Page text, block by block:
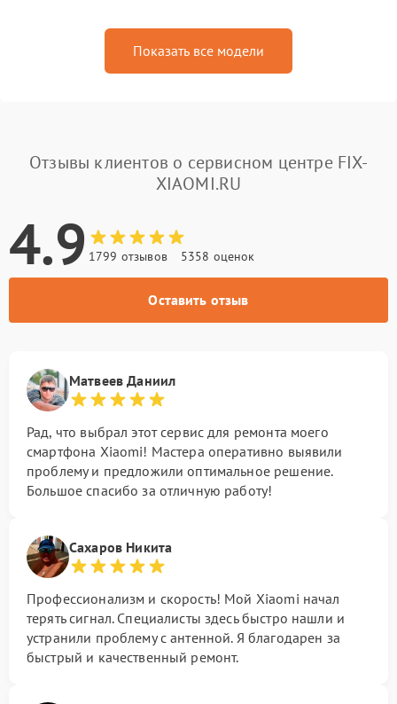
Показать все модели
Отзывы клиентов о сервисном центре FIX-
XIAOMI.RU
4.9 1799 отзывов 5358 оценок
Оставить отзыв
Матвеев Даниил
Рад, что выбрал этот сервис для ремонта моего
смартфона Xiaomi! Мастера оперативно выявили
проблему и предложили оптимальное решение.
Большое спасибо за отличную работу!
Сахаров Никита
Профессионализм и скорость! Мой Xiaomi начал
терять сигнал. Специалисты здесь быстро нашли и
устранили проблему с антенной. Я благодарен за
быстрый и качественный ремонт.